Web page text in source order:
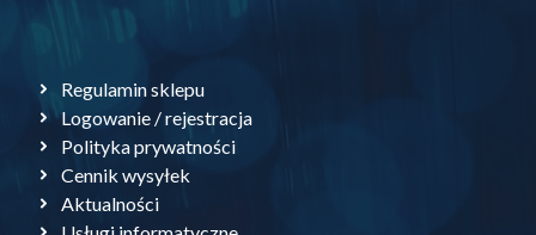
Regulamin sklepu
Logowanie / rejestracja
Polityka prywatności
Cennik wysyłek
Aktualności